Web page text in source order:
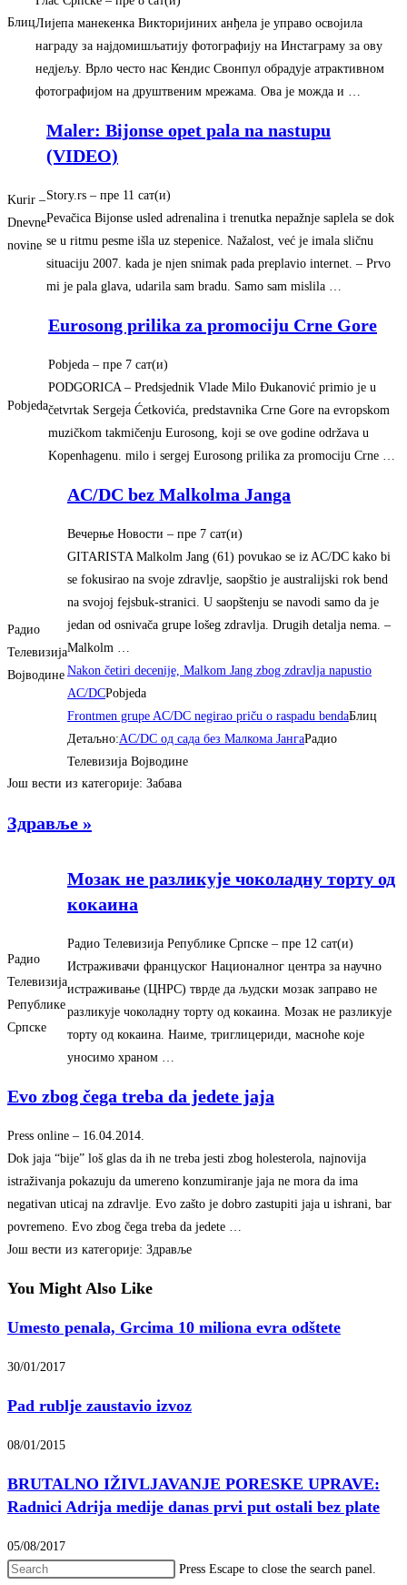
БлицЛијепа манекенка Викторијиних анђела је управо освојила
награду за најдомишљатију фотографију на Инстаграму за ову
недјељу. Врло често нас Кендис Свонпул обрадује атрактивном
фотографијом на друштвеним мрежама. Ова је можда и …
Kurir –
Dnevne
novine
Maler: Bijonse opet pala na nastupu
(VIDEO)
Story.rs – ‎пре 11 сат(и)‎
Pevačica Bijonse usled adrenalina i trenutka nepažnje saplela se dok
se u ritmu pesme išla uz stepenice. Nažalost, već je imala sličnu
situaciju 2007. kada je njen snimak pada preplavio internet. – Prvo
mi je pala glava, udarila sam bradu. Samo sam mislila …
Pobjeda
Eurosong prilika za promociju Crne Gore
Pobjeda – ‎пре 7 сат(и)‎
PODGORICA – Predsjednik Vlade Milo Đukanović primio je u
četvrtak Sergeja Ćetkovića, predstavnika Crne Gore na evropskom
muzičkom takmičenju Eurosong, koji se ove godine održava u
Kopenhagenu. milo i sergej Eurosong prilika za promociju Crne …
Радио
Телевизија
Војводине
AC/DC bez Malkolma Janga
Вечерње Новости – ‎пре 7 сат(и)‎
GITARISTA Malkolm Jang (61) povukao se iz AC/DC kako bi
se fokusirao na svoje zdravlje, saopštio je australijski rok bend
na svojoj fejsbuk-stranici. U saopštenju se navodi samo da je
jedan od osnivača grupe lošeg zdravlja. Drugih detalja nema. –
Malkolm …
Nakon četiri decenije, Malkom Jang zbog zdravlja napustio
AC/DCPobjeda
Frontmen grupe AC/DC negirao priču o raspadu bendaБлиц
Детаљно:AC/DC од сада без Малкома ЈангаРадио
Телевизија Војводине
Још вести из категорије: Забава
Здравље »
Радио
Телевизија
Републике
Српске
Мозак не разликује чоколадну торту од
кокаина
Радио Телевизија Републике Српске – ‎пре 12 сат(и)‎
Истраживачи француског Националног центра за научно
истраживање (ЦНРС) тврде да људски мозак заправо не
разликује чоколадну торту од кокаина. Мозак не разликује
торту од кокаина. Наиме, триглицериди, масноће које
уносимо храном …
Evo zbog čega treba da jedete jaja
Press online – ‎16.04.2014.‎
Dok jaja “bije” loš glas da ih ne treba jesti zbog holesterola, najnovija
istraživanja pokazuju da umereno konzumiranje jaja ne mora da ima
negativan uticaj na zdravlje. Evo zašto je dobro zastupiti jaja u ishrani, bar
povremeno. Evo zbog čega treba da jedete …
Још вести из категорије: Здравље
You Might Also Like
Umesto penala, Grcima 10 miliona evra odštete
30/01/2017
Pad rublje zaustavio izvoz
08/01/2015
BRUTALNO IŽIVLJAVANJE PORESKE UPRAVE:
Radnici Adrija medije danas prvi put ostali bez plate
05/08/2017
Press Escape to close the search panel.